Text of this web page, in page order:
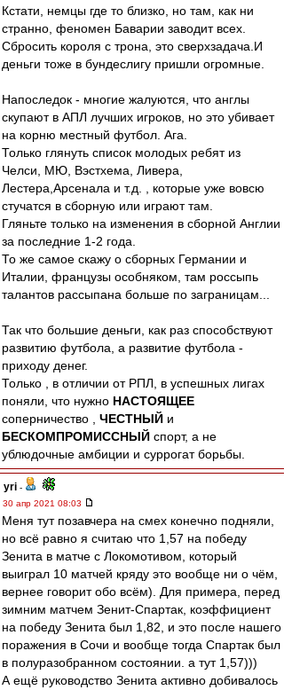
Кстати, немцы где то близко, но там, как ни
странно, феномен Баварии заводит всех.
Сбросить короля с трона, это сверхзадача.И
деньги тоже в бундеслигу пришли огромные.
Напоследок - многие жалуются, что англы
скупают в АПЛ лучших игроков, но это убивает
на корню местный футбол. Ага.
Только глянуть список молодых ребят из
Челси, МЮ, Вэстхема, Ливера,
Лестера,Арсенала и т.д. , которые уже вовсю
стучатся в сборную или играют там.
Гляньте только на изменения в сборной Англии
за последние 1-2 года.
То же самое скажу о сборных Германии и
Италии, французы особняком, там россыпь
талантов рассыпана больше по заграницам...
Так что большие деньги, как раз способствуют
развитию футбола, а развитие футбола -
приходу денег.
Только , в отличии от РПЛ, в успешных лигах
поняли, что нужно НАСТОЯЩЕЕ
соперничество , ЧЕСТНЫЙ и
БЕСКОМПРОМИССНЫЙ спорт, а не
ублюдочные амбиции и суррогат борьбы.
yri -
30 апр 2021 08:03
Меня тут позавчера на смех конечно подняли,
но всё равно я считаю что 1,57 на победу
Зенита в матче с Локомотивом, который
выиграл 10 матчей кряду это вообще ни о чём,
вернее говорит обо всём). Для примера, перед
зимним матчем Зенит-Спартак, коэффициент
на победу Зенита был 1,82, и это после нашего
поражения в Сочи и вообще тогда Спартак был
в полуразобранном состоянии. а тут 1,57)))
А ещё руководство Зенита активно добивалось